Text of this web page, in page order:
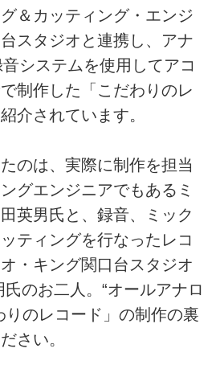
＆カッティング・エンジ
スタジオと連携し、アナ
システムを使用してアコ
制作した「こだわりのレ
介されています。
のは、実際に制作を担当
グエンジニアでもあるミ
英男氏と、録音、ミック
ティングを行なったレコ
・キング関口台スタジオ
のお二人。“オールアナロ
りのレコード」の制作の裏
さい。